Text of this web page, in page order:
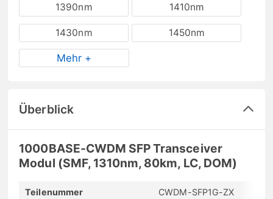
1390nm 1410nm
1430nm 1450nm
Mehr +
Überblick
1000BASE-CWDM SFP Transceiver
Modul (SMF, 1310nm, 80km, LC, DOM)
Teilenummer CWDM-SFP1G-ZX